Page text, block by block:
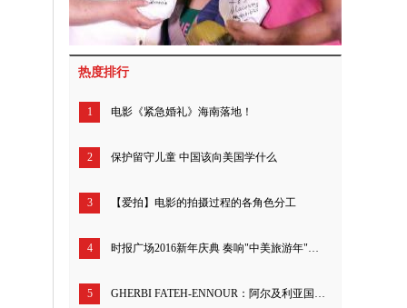
热度排行
1 电影《紧急婚礼》海南落地！
2 保护留守儿童 中国该向美国学什么
3 【爱拍】电影的拍摄过程的各角色分工
4 时报广场2016新年庆典 奏响"中美旅游年"序曲
5 GHERBI FATEH-ENNOUR：阿尔及利亚国家金融部高级顾问